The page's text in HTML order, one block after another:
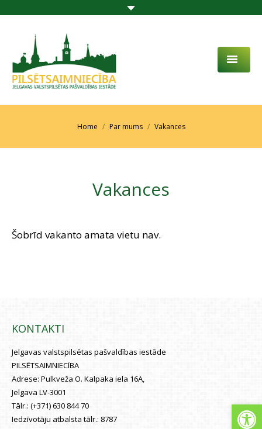
PAR MUMS
PAKALPOJUMI
Home Par mums Vakances
Vakances
Šobrīd vakanto amata vietu nav.
KONTAKTI
Jelgavas valstspilsētas pašvaldības iestāde
PILSĒTSAIMNIECĪBA
Adrese: Pulkveža O. Kalpaka iela 16A,
Jelgava LV-3001
Tālr.: (+371) 630 844 70
Iedzīvotāju atbalsta tālr.: 8787